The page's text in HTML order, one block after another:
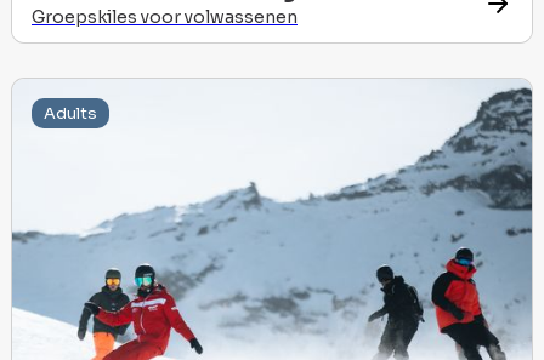
Groepskiles voor volwassenen
Adults